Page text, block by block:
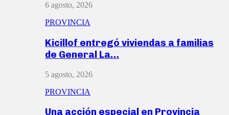
6 agosto, 2026
PROVINCIA
Kicillof entregó viviendas a familias
de General La…
5 agosto, 2026
PROVINCIA
Una acción especial en Provincia